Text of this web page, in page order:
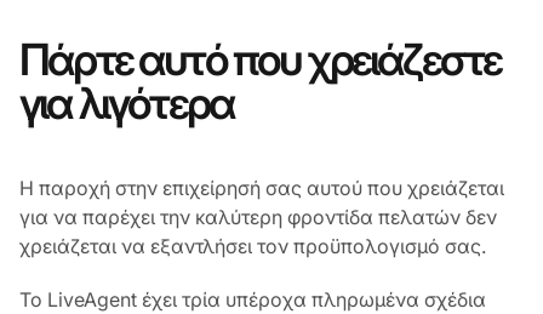
Πάρτε αυτό που χρειάζεστε
για λιγότερα
Η παροχή στην επιχείρησή σας αυτού που χρειάζεται
για να παρέχει την καλύτερη φροντίδα πελατών δεν
χρειάζεται να εξαντλήσει τον προϋπολογισμό σας.
Το LiveAgent έχει τρία υπέροχα πληρωμένα σχέδια